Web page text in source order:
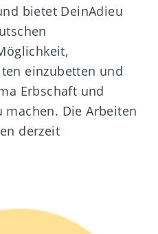
bietet DeinAdieu
einzubetten und
Erbschaft und
machen. Die Arbeiten
derzeit